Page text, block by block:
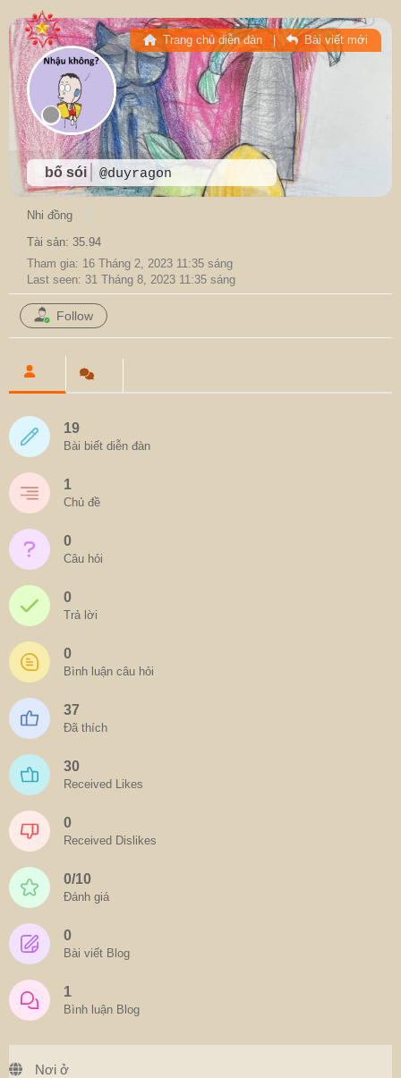
bố sói @duyragon
Trang chủ diễn đàn | Bài viết mới
Nhi đồng
Tài sản: 35.94
Tham gia: 16 Tháng 2, 2023 11:35 sáng
Last seen: 31 Tháng 8, 2023 11:35 sáng
Follow
19
Bài biết diễn đàn
1
Chủ đề
0
Câu hỏi
0
Trả lời
0
Bình luận câu hỏi
37
Đã thích
30
Received Likes
0
Received Dislikes
0/10
Đánh giá
0
Bài viết Blog
1
Bình luận Blog
Nơi ở